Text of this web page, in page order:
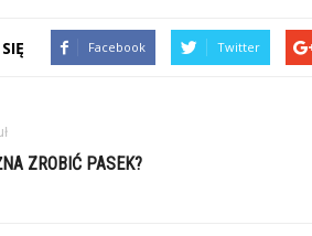
Facebook Twitter
ZROBIĆ PASEK?